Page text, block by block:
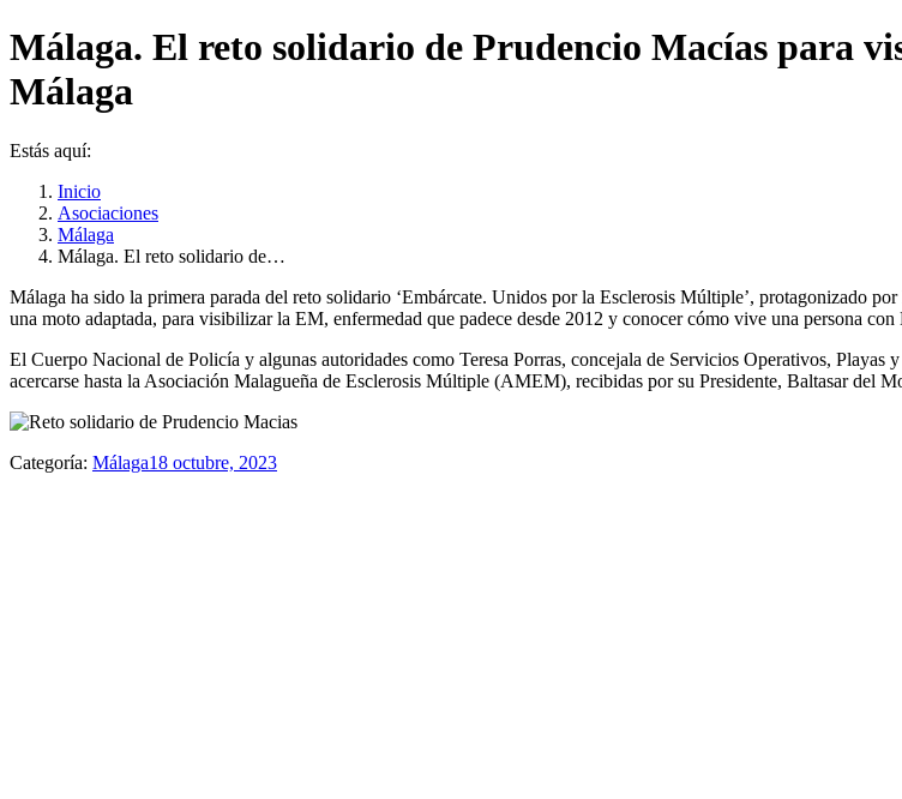
Málaga. El reto solidario de Prudencio Macías para
Málaga
Estás aquí:
Inicio
Asociaciones
Málaga
Málaga. El reto solidario de…
Málaga ha sido la primera parada del reto solidario ‘Embárcate. Unidos por la Esclerosis Múltiple’, protagonizado
una moto adaptada, para visibilizar la EM, enfermedad que padece desde 2012 y conocer cómo vive una persona
El Cuerpo Nacional de Policía y algunas autoridades como Teresa Porras, concejala de Servicios Operativos,
acercarse hasta la Asociación Malagueña de Esclerosis Múltiple (AMEM), recibidas por su Presidente, Baltasar del
Categoría: Málaga18 octubre, 2023